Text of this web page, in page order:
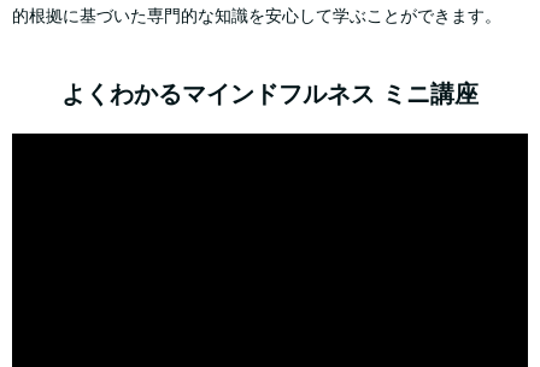
的根拠に基づいた専門的な知識を安心して学ぶことができます。
よくわかるマインドフルネス ミニ講座